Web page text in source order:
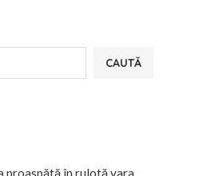
CAUTĂ
proaspătă în rulotă vara